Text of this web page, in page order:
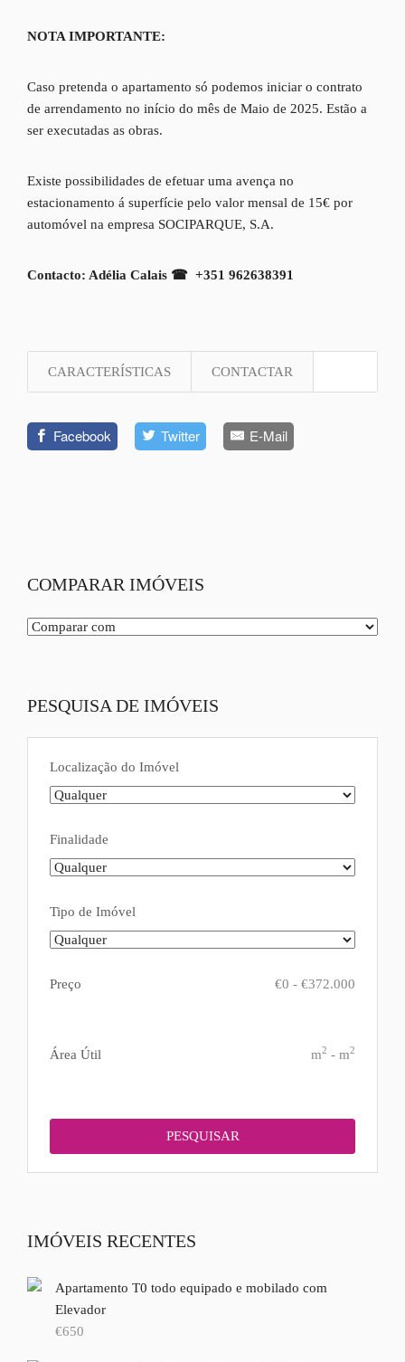
NOTA IMPORTANTE:
Caso pretenda o apartamento só podemos iniciar o contrato
de arrendamento no início do mês de Maio de 2025. Estão a
ser executadas as obras.
Existe possibilidades de efetuar uma avença no
estacionamento á superfície pelo valor mensal de 15€ por
automóvel na empresa SOCIPARQUE, S.A.
Contacto: Adélia Calais ☎ +351 962638391
CARACTERÍSTICAS CONTACTAR
Facebook Twitter E-Mail
COMPARAR IMÓVEIS
PESQUISA DE IMÓVEIS
Localização do Imóvel
Finalidade
Tipo de Imóvel
Preço €0 - €372.000
Área Útil m2 - m2
IMÓVEIS RECENTES
Apartamento T0 todo equipado e mobilado com
Elevador
€650